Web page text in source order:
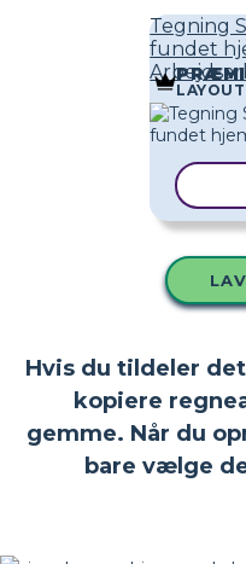
Tegning
fundet
LAYOUT
Hvis du tildeler
kopiere
gemme. Når du
bare vælge